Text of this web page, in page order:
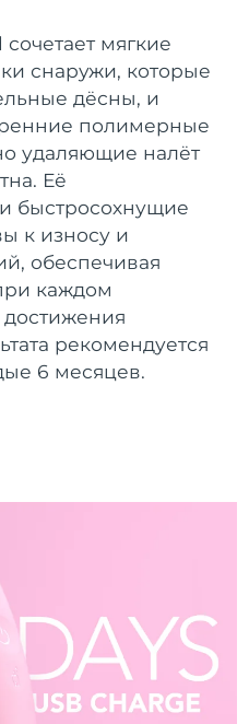
мягкие
снаружи, которые
дёсны, и
полимерные
удаляющие налёт
Её
быстросохнущие
к износу и
обеспечивая
каждом
рекомендуется
6 месяцев.